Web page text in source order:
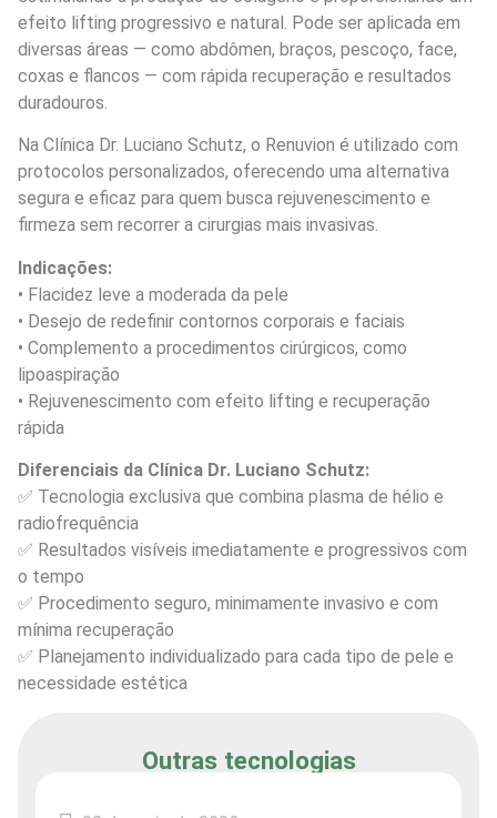
efeito lifting progressivo e natural. Pode ser aplicada em
diversas áreas — como abdômen, braços, pescoço, face,
coxas e flancos — com rápida recuperação e resultados
duradouros.
Na Clínica Dr. Luciano Schutz, o Renuvion é utilizado com
protocolos personalizados, oferecendo uma alternativa
segura e eficaz para quem busca rejuvenescimento e
firmeza sem recorrer a cirurgias mais invasivas.
Indicações:
• Flacidez leve a moderada da pele
• Desejo de redefinir contornos corporais e faciais
• Complemento a procedimentos cirúrgicos, como
lipoaspiração
• Rejuvenescimento com efeito lifting e recuperação
rápida
Diferenciais da Clínica Dr. Luciano Schutz:
✅ Tecnologia exclusiva que combina plasma de hélio e
radiofrequência
✅ Resultados visíveis imediatamente e progressivos com
o tempo
✅ Procedimento seguro, minimamente invasivo e com
mínima recuperação
✅ Planejamento individualizado para cada tipo de pele e
necessidade estética
Outras tecnologias